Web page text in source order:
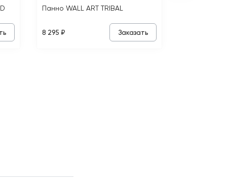
Панно WALL ART TRIBAL
8 295 ₽ Заказать